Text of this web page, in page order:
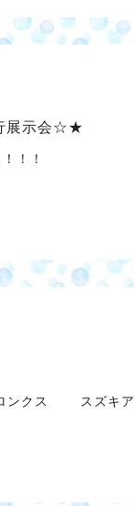
展示会☆★
！！！
ンクス スズキア